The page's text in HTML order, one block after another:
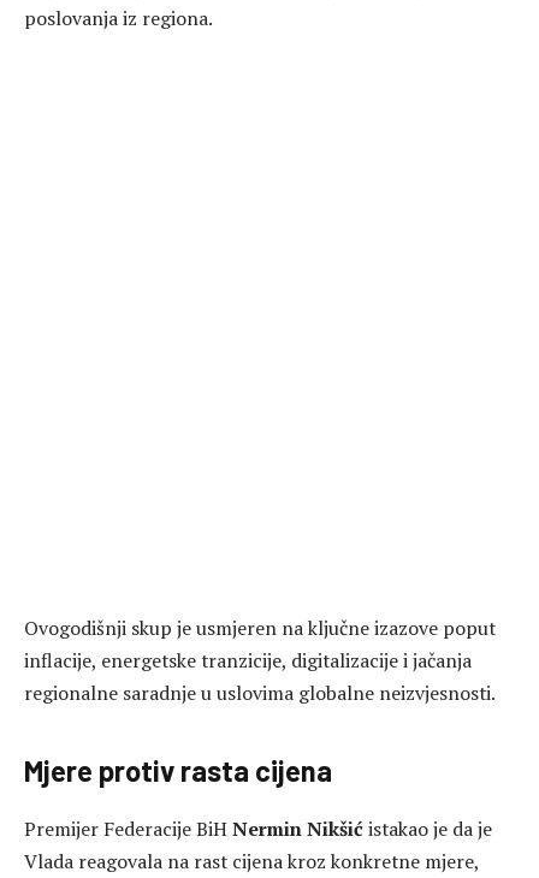
poslovanja iz regiona.
Ovogodišnji skup je usmjeren na ključne izazove poput
inflacije, energetske tranzicije, digitalizacije i jačanja
regionalne saradnje u uslovima globalne neizvjesnosti.
Mjere protiv rasta cijena
Premijer Federacije BiHNermin Nikšićistakao je da je
Vlada reagovala na rast cijena kroz konkretne mjere,